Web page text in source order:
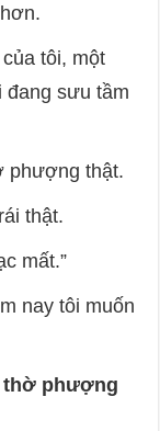
tôi, một
đang sưu tầm
phượng thật.
thật.
mất.”
nay tôi muốn
thờ phượng